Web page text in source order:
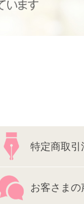
特定商取引
お客さまの